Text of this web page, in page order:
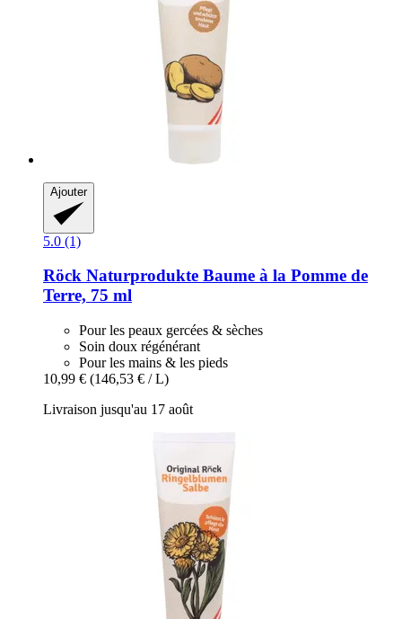
Ajouter
5.0 (1)
Röck Naturprodukte Baume à la Pomme de
Terre, 75 ml
Pour les peaux gercées & sèches
Soin doux régénérant
Pour les mains & les pieds
10,99 € (146,53 € / L)
Livraison jusqu'au 17 août